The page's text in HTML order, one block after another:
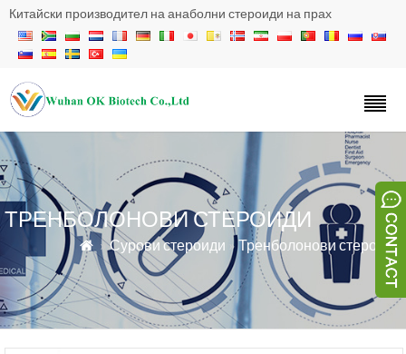
Китайски производител на анаболни стероиди на прах
ТРЕНБОЛОНОВИ СТЕРОИДИ
 »Сурови стероиди »Тренболонови стероиди